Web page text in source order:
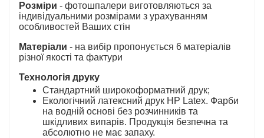
Розміри - фотошпалери виготовляються за
індивідуальними розмірами з урахуванням
особливостей Ваших стін
Матеріали - на вибір пропонується 6 матеріалів
різної якості та фактури
Технологія друку
Стандартний широкоформатний друк;
Екологічний латексний друк HP Latex. Фарби
на водній основі без розчинників та
шкідливих випарів. Продукція безпечна та
абсолютно не має запаху.